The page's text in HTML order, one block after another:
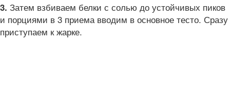
3. Затем взбиваем белки с солью до устойчивых пиков
и порциями в 3 приема вводим в основное тесто. Сразу
приступаем к жарке.